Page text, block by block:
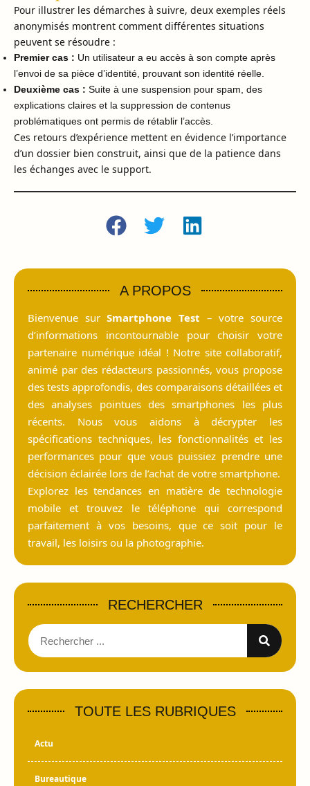
Pour illustrer les démarches à suivre, deux exemples réels
anonymisés montrent comment différentes situations
peuvent se résoudre :
Premier cas : Un utilisateur a eu accès à son compte après
l’envoi de sa pièce d’identité, prouvant son identité réelle.
Deuxième cas : Suite à une suspension pour spam, des
explications claires et la suppression de contenus
problématiques ont permis de rétablir l’accès.
Ces retours d’expérience mettent en évidence l’importance
d’un dossier bien construit, ainsi que de la patience dans
les échanges avec le support.
A PROPOS
Bienvenue surSmartphone Test – votre source
d’informations incontournable pour choisir votre
partenaire numérique idéal ! Notre site collaboratif,
animé par des rédacteurs passionnés, vous propose
des tests approfondis, des comparaisons détaillées et
des analyses pointues des smartphones les plus
récents. Nous vous aidons à décrypter les
spécifications techniques, les fonctionnalités et les
performances pour que vous puissiez prendre une
décision éclairée lors de l’achat de votre smartphone.
Explorez les tendances en matière de technologie
mobile et trouvez le téléphone qui correspond
parfaitement à vos besoins, que ce soit pour le
travail, les loisirs ou la photographie.
RECHERCHER
TOUTE LES RUBRIQUES
Actu
Bureautique